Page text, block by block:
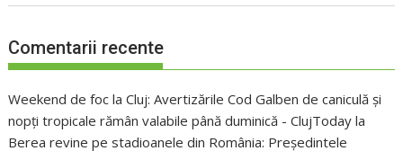
Comentarii recente
Weekend de foc la Cluj: Avertizările Cod Galben de caniculă și
nopți tropicale rămân valabile până duminică - ClujToday la
Berea revine pe stadioanele din România: Președintele